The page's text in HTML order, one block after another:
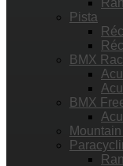
Pista
BMX
BMX